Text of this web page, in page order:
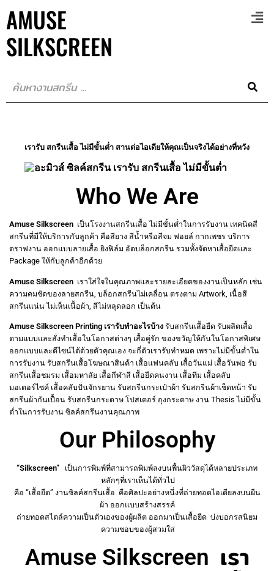
AMUSE
SILKSCREEN
เรารับ สกรีนเสื้อ ไม่มีขั้นต่ำ สานต่อไอเดียให้คุณเป็นจริงได้อย่างที่หวัง
Who We Are
Amuse Silkscreen เป็นโรงงานสกรีนเสื้อ ไม่มีขั้นต่ำในการรับงาน เทคนิคสี
สกรีนที่มีให้บริการกับลูกค้า คือสียาง สีน้ำหรือสีจม ฟอยล์ กากเพชร บริการ
ดราฟงาน ออกแบบลายเสื้อ ยิงฟิล์ม อัดบล็อกสกรีน รวมทั้งจัดหาเสื้อยืดและ
Package ให้กับลูกค้าอีกด้วย
Amuse Silkscreen เราใส่ใจในคุณภาพและรายละเอียดของงานเป็นหลัก เช่น
ความคมชัดของลายสกรีน บล็อกสกรีนไม่เคลื่อน ตรงตาม Artwork, เนื้อสี
สกรีนแน่น ไม่เห็นเนื้อผ้า สีไม่หลุดลอก เป็นต้น
Amuse Silkscreen Printing เรารับทำอะไรบ้าง รับสกรีนเสื้อยืด รับผลิตเสื้อ
ตามแบบและสั่งทำเสื้อในโอกาสต่างๆ เสื้อคู่รัก ของขวัญให้กันในโอกาสพิเศษ
ออกแบบและดีไซน์ได้ด้วยตัวคุณเอง จะกี่ตัวเรารับทำหมด เพราะไม่มีขั้นต่ำใน
การรับงาน รับสกรีนเสื้อโฆษณาสินค้า เสื้อแฟนคลับ เสื้อวันแม่ เสื้อวันพ่อ รับ
สกรีนเสื้อชมรม เสื้อมหาลัย เสื้อกีฬาสี เสื้อยืดคนงาน เสื้อทีม เสื้อคลับ
มอเตอร์ไซค์ เสื้อคลับปั่นจักรยาน รับสกรีนกระเป๋าผ้า รับสกรีนผ้าเช็ดหน้า รับ
สกรีนผ้ากันเปื้อน รับสกรีนกระดาษ โปสเตอร์ ถุงกระดาษ งาน Thesisไม่มีขั้น
ต่ำในการรับงาน ซิลค์สกรีนงานคุณภาพ
Our Philosophy
“Silkscreen”
เป็นการพิมพ์ที่สามารถพิมพ์ลงบนพื้นผิววัสดุได้หลายประเภท
หลักๆที่เราเห็นได้ทั่วไป
คือ “เสื้อยืด” งานซิลค์สกรีนเสื้อ คือศิลปะอย่างหนึ่งที่ถ่ายทอดไอเดียลงบนผืน
ผ้า ออกแบบสร้างสรรค์
ถ่ายทอดสไตล์ความเป็นตัวเองของผู้ผลิต ออกมาเป็นเสื้อยืด บ่งบอกรสนิยม
ความชอบของผู้สวมใส่
Amuse Silkscreen เรา